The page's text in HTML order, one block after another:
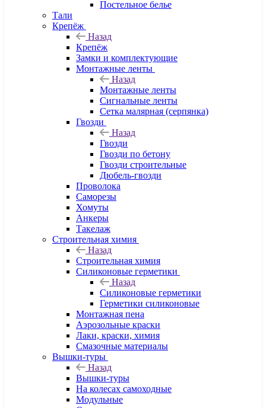
Постельное белье
Тали
Крепёж
Назад
Крепёж
Замки и комплектующие
Монтажные ленты
Назад
Монтажные ленты
Сигнальные ленты
Сетка малярная (серпянка)
Гвозди
Назад
Гвозди
Гвозди по бетону
Гвозди строительные
Дюбель-гвозди
Проволока
Саморезы
Хомуты
Анкеры
Такелаж
Строительная химия
Назад
Строительная химия
Силиконовые герметики
Назад
Силиконовые герметики
Герметики силиконовые
Монтажная пена
Аэрозольные краски
Лаки, краски, химия
Смазочные материалы
Вышки-туры
Назад
Вышки-туры
На колесах самоходные
Модульные